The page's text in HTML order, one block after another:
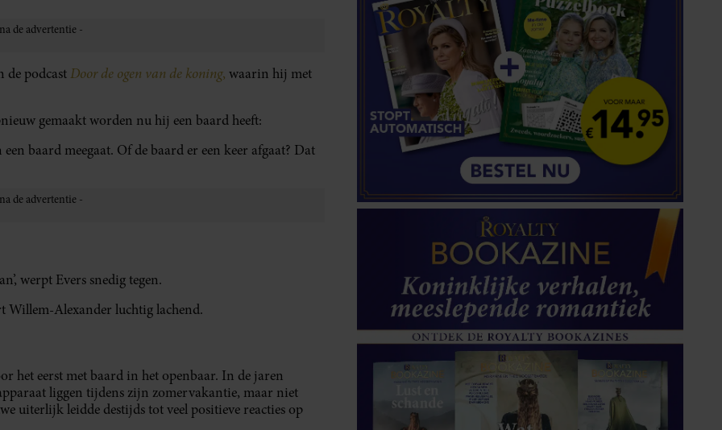
de podcast Door de ogen van de koning, waarin hij met
gemaakt worden nu hij een baard heeft:
baard meegaat. Of de baard er een keer afgaat? Dat
werpt Evers snedig tegen.
Willem-Alexander luchtig lachend.
het eerst met baard in het openbaar. In de jaren
liggen tijdens zijn zomervakantie, maar niet
uiterlijk leidde destijds tot veel positieve reacties op